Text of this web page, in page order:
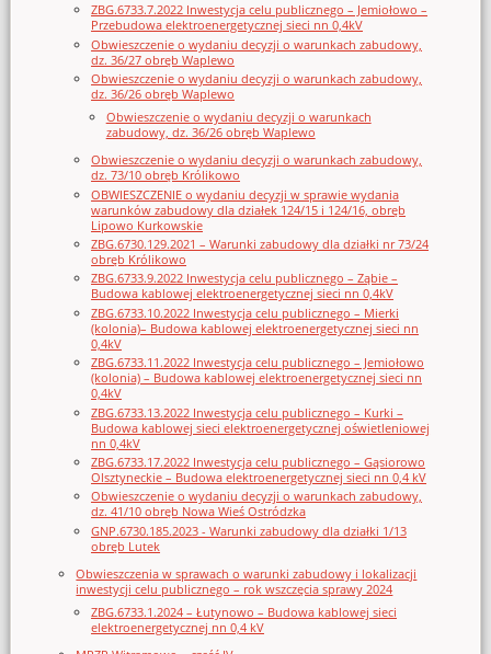
ZBG.6733.7.2022 Inwestycja celu publicznego – Jemiołowo –
Przebudowa elektroenergetycznej sieci nn 0,4kV
Obwieszczenie o wydaniu decyzji o warunkach zabudowy,
dz. 36/27 obręb Waplewo
Obwieszczenie o wydaniu decyzji o warunkach zabudowy,
dz. 36/26 obręb Waplewo
Obwieszczenie o wydaniu decyzji o warunkach
zabudowy, dz. 36/26 obręb Waplewo
Obwieszczenie o wydaniu decyzji o warunkach zabudowy,
dz. 73/10 obręb Królikowo
OBWIESZCZENIE o wydaniu decyzji w sprawie wydania
warunków zabudowy dla działek 124/15 i 124/16, obręb
Lipowo Kurkowskie
ZBG.6730.129.2021 – Warunki zabudowy dla działki nr 73/24
obręb Królikowo
ZBG.6733.9.2022 Inwestycja celu publicznego – Ząbie –
Budowa kablowej elektroenergetycznej sieci nn 0,4kV
ZBG.6733.10.2022 Inwestycja celu publicznego – Mierki
(kolonia)– Budowa kablowej elektroenergetycznej sieci nn
0,4kV
ZBG.6733.11.2022 Inwestycja celu publicznego – Jemiołowo
(kolonia) – Budowa kablowej elektroenergetycznej sieci nn
0,4kV
ZBG.6733.13.2022 Inwestycja celu publicznego – Kurki –
Budowa kablowej sieci elektroenergetycznej oświetleniowej
nn 0,4kV
ZBG.6733.17.2022 Inwestycja celu publicznego – Gąsiorowo
Olsztyneckie – Budowa elektroenergetycznej sieci nn 0,4 kV
Obwieszczenie o wydaniu decyzji o warunkach zabudowy,
dz. 41/10 obręb Nowa Wieś Ostródzka
GNP.6730.185.2023 - Warunki zabudowy dla działki 1/13
obręb Lutek
Obwieszczenia w sprawach o warunki zabudowy i lokalizacji
inwestycji celu publicznego – rok wszczęcia sprawy 2024
ZBG.6733.1.2024 – Łutynowo – Budowa kablowej sieci
elektroenergetycznej nn 0,4 kV